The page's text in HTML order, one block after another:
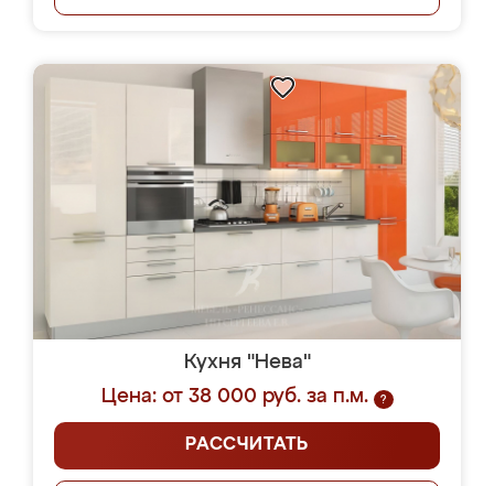
Кухня "Нева"
Цена: от 38 000 руб. за п.м.
?
РАССЧИТАТЬ